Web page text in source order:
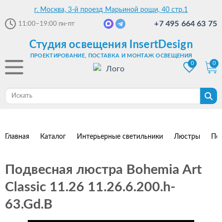
г. Москва, 3-й проезд Марьиной рощи, 40 стр.1
11:00–19:00 пн-пт +7 495 664 63 75
Студия освещения InsertDesign
ПРОЕКТИРОВАНИЕ, ПОСТАВКА И МОНТАЖ ОСВЕЩЕНИЯ
0
0
Главная Каталог Интерьерные светильники Люстры
Подвесная люстра Bohemia Art
Classic 11.26 11.26.6.200.h-
63.Gd.B